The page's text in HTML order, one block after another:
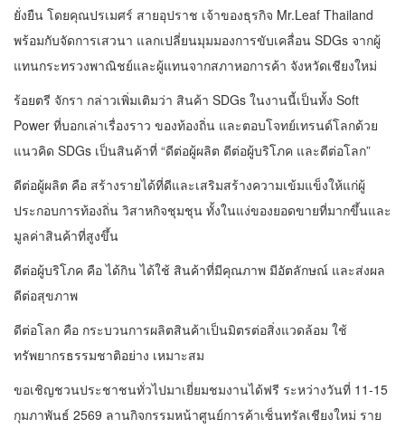
ยั่งยืน โดยคุณปรเมศร์ สายอุปราช เจ้าของธุรกิจ Mr.Leaf Thailand
พร้อมกับจัดการเสวนา แลกเปลี่ยนมุมมองการขับเคลื่อน SDGs จากผู้
แทนกระทรวงพาณิชย์และผู้แทนจากสภาหอการค้า จังหวัดเชียงใหม่
ร้อยตรี จักรา กล่าวเพิ่มเติมว่า สินค้า SDGs ในงานนี้เป็นทั้ง Soft
Power ที่บอกเล่าเรื่องราว ของท้องถิ่น และตอบโจทย์เทรนด์โลกด้วย
แนวคิด SDGs เป็นสินค้าที่ “ดีต่อผู้ผลิต ดีต่อผู้บริโภค และดีต่อโลก”
ดีต่อผู้ผลิต คือ สร้างรายได้ที่ดีและเสริมสร้างความเข้มแข็งให้แก่ผู้
ประกอบการท้องถิ่น วิสาหกิจชุมชุน ทั้งในแง่ของยอดขายที่มากขึ้นและ
มูลค่าสินค้าที่สูงขึ้น
ดีต่อผู้บริโภค คือ ได้กิน ได้ใช้ สินค้าที่มีคุณภาพ มีอัตลักษณ์ และส่งผล
ดีต่อสุขภาพ
ดีต่อโลก คือ กระบวนการผลิตสินค้าเป็นมิตรต่อสิ่งแวดล้อม ใช้
ทรัพยากรธรรมชาติอย่าง เหมาะสม
ขอเชิญชวนประชาชนทั่วไปมาเยี่ยมชมงานได้ฟรี ระหว่างวันที่ 11-15
กุมภาพันธ์ 2569 ลานกิจกรรมหน้าศูนย์การค้าเซ็นทรัลเชียงใหม่ ราย